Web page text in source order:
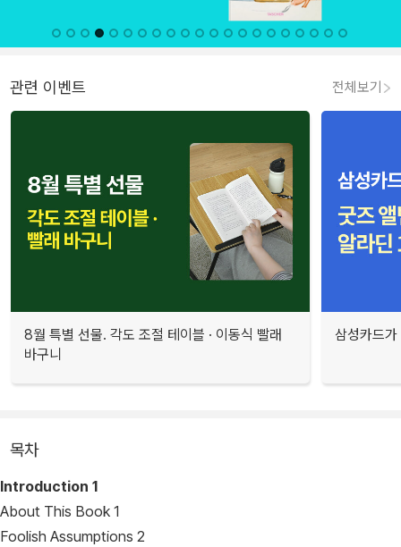
관련 이벤트 전체보기
8월 특별 선물. 각도 조절 테이블 · 이동식 빨래
바구니
삼성카드
목차
Introduction 1
About This Book 1
Foolish Assumptions 2